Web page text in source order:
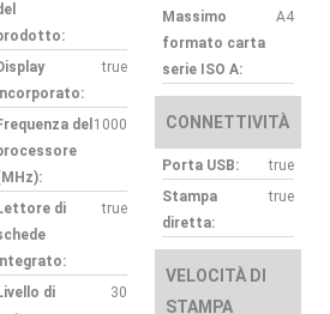
true
del 1000
di
true
di
30
Massimo
formato carta
serie ISO A:
A4
CONNETTIVITÀ
Porta USB:
true
Stampa
diretta:
true
VELOCITÀ DI
STAMPA